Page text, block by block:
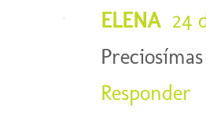
ELENA 24
Responder